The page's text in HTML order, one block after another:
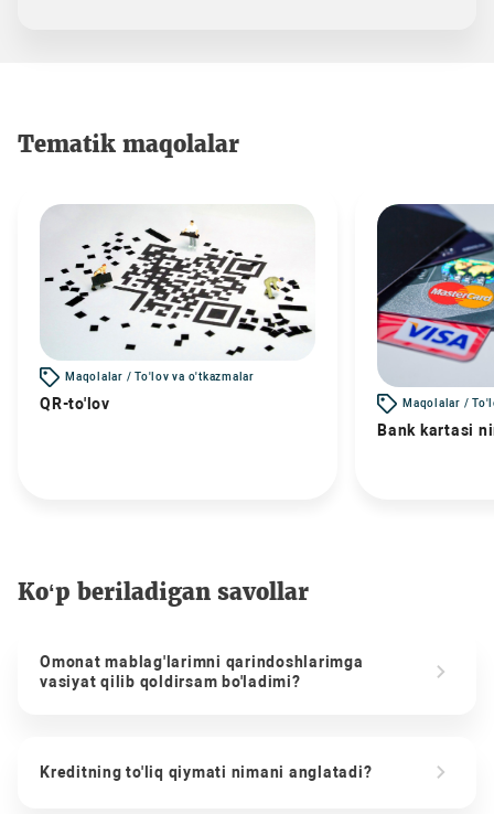
Tematik maqolalar
Maqolalar / To'lov va o'tkazmalar
QR-to'lov Maqolalar /
Bank kartasi
Ko‘p beriladigan savollar
Omonat mablag'larimni qarindoshlarimga
vasiyat qilib qoldirsam bo'ladimi?
Kreditning to'liq qiymati nimani anglatadi?